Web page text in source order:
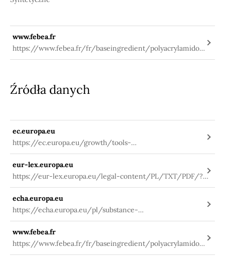
www.febea.fr
https://www.febea.fr/fr/baseingredient/polyacrylamidome
thyl-benzylidene-camphor
Źródła danych
ec.europa.eu
https://ec.europa.eu/growth/tools-
databases/cosing/index.cfm?
fuseaction=search.details_v2&id=36688
eur-lex.europa.eu
https://eur-lex.europa.eu/legal-content/PL/TXT/PDF/?
uri=CELEX:02009R1223-
20191127&qid=1580984703912&from=PL
echa.europa.eu
https://echa.europa.eu/pl/substance-
information/-/substanceinfo/100.297.749
www.febea.fr
https://www.febea.fr/fr/baseingredient/polyacrylamidome
thyl-benzylidene-camphor